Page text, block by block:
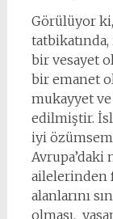
Görülüyor
bir vesayet
bir emanet
mukayyet
edilmiştir.
iyi
ailelerinden
alanlarını
olması,